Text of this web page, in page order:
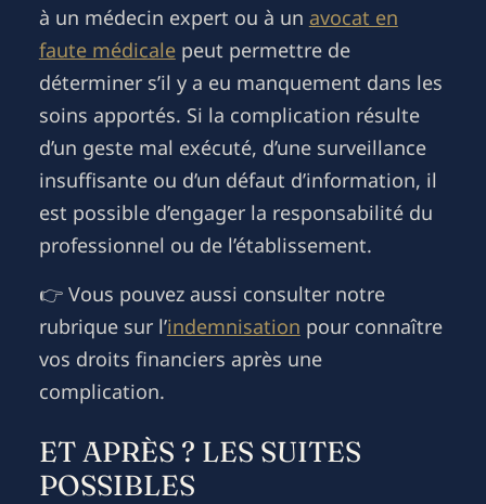
à un médecin expert ou à un avocat en
faute médicalepeut permettre de
déterminer s’il y a eu manquement dans les
soins apportés. Si la complication résulte
d’un geste mal exécuté, d’une surveillance
insuffisante ou d’un défaut d’information, il
est possible d’engager la responsabilité du
professionnel ou de l’établissement.
👉 Vous pouvez aussi consulter notre
rubrique sur l’indemnisation pour connaître
vos droits financiers après une
complication.
ET APRÈS ? LES SUITES
POSSIBLES